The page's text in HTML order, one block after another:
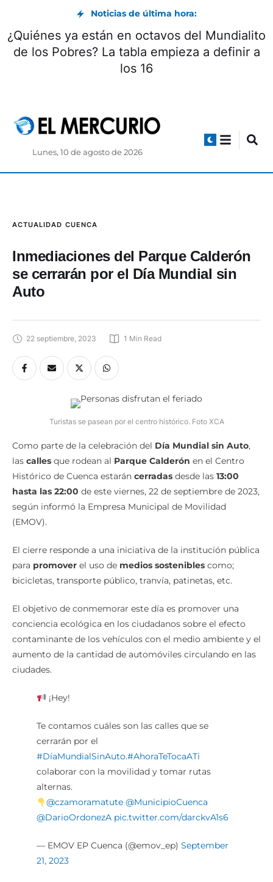
Noticias de última hora:
Al menos 15 incendios forestales registrados
en Cuenca durante el feriado afectaron más
de 200 mil metros cuadrados de vegetación
Lunes, 10 de agosto de 2026
ACTUALIDAD CUENCA
Inmediaciones del Parque Calderón
se cerrarán por el Día Mundial sin
Auto
22 septiembre, 2023 1 Min Read
Turistas se pasean por el centro histórico. Foto XCA
Como parte de la celebración del Día Mundial sin Auto,
las calles que rodean al Parque Calderón en el Centro
Histórico de Cuenca estarán cerradas desde las 13:00
hasta las 22:00 de este viernes, 22 de septiembre de 2023,
según informó la Empresa Municipal de Movilidad
(EMOV).
El cierre responde a una iniciativa de la institución pública
para promover el uso de medios sostenibles como;
bicicletas, transporte público, tranvía, patinetas, etc.
El objetivo de conmemorar este día es promover una
conciencia ecológica en los ciudadanos sobre el efecto
contaminante de los vehículos con el medio ambiente y el
aumento de la cantidad de automóviles circulando en las
ciudades.
¡Hey!
Te contamos cuáles son las calles que se
cerrarán por el
#DíaMundialSinAuto.#AhoraTeTocaATi
colaborar con la movilidad y tomar rutas
alternas.
@czamoramatute @MunicipioCuenca
@DarioOrdonezA pic.twitter.com/darckvA1s6
— EMOV EP Cuenca (@emov_ep) September
21, 2023